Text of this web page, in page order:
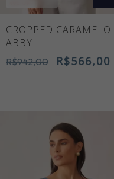
CROPPED CARAMELO
ABBY
R$942,00 R$566,00